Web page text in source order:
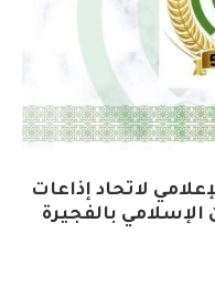
لاتحاد إذاعات
بالفجيرة